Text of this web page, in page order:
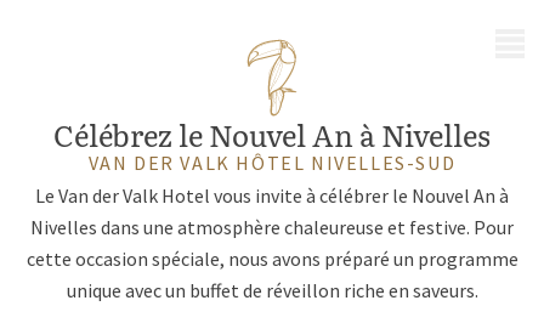
Célébrez le Nouvel An à Nivelles
VAN DER VALK HÔTEL NIVELLES-SUD
Le Van der Valk Hotel vous invite à célébrer le Nouvel An à
Nivelles dans une atmosphère chaleureuse et festive. Pour
cette occasion spéciale, nous avons préparé un programme
unique avec un buffet de réveillon riche en saveurs.